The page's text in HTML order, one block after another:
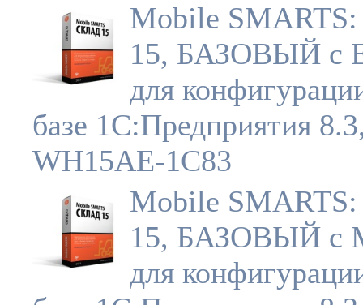
Mobile
15, БАЗОВЫЙ с
для
базе 1С:Предприятия
WH15AE-1C83
Mobile
15, БАЗОВЫЙ с
для